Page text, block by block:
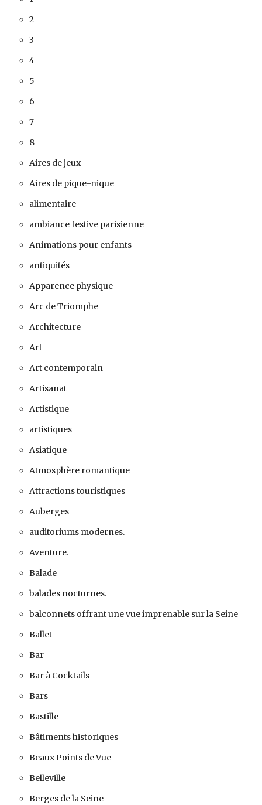
2
3
4
5
6
7
8
Aires de jeux
Aires de pique-nique
alimentaire
ambiance festive parisienne
Animations pour enfants
antiquités
Apparence physique
Arc de Triomphe
Architecture
Art
Art contemporain
Artisanat
Artistique
artistiques
Asiatique
Atmosphère romantique
Attractions touristiques
Auberges
auditoriums modernes.
Aventure.
Balade
balades nocturnes.
balconnets offrant une vue imprenable sur la Seine
Ballet
Bar
Bar à Cocktails
Bars
Bastille
Bâtiments historiques
Beaux Points de Vue
Belleville
Berges de la Seine